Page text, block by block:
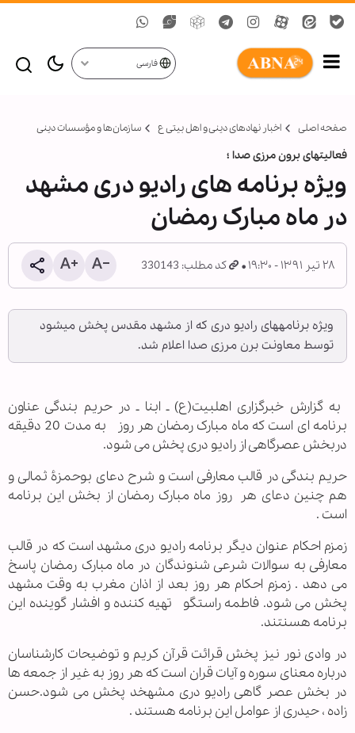
فارسی
صفحه اصلی اخبار نهادهای دینی و اهل بیتی ع سازمان‌ها و مؤسسات دینی
فعالیت‏های برون مرزی صدا ؛
ویژه برنامه های رادیو دری مشهد
در ماه مبارک رمضان
۲۸ تیر ۱۳۹۱ - ۱۹:۳۰ کد مطلب: 330143
ویژه برنامه‏های رادیو دری که از مشهد مقدس پخش می‏شود
توسط معاونت برن مرزی صدا اعلام شد.
به گزارش خبرگزاری اهل‏بیت(ع) ـ ابنا ـ در حریم بندگی عناون
برنامه ای است که ماه مبارک رمضان هر روز به مدت 20 دقیقه
دربخش عصرگاهی از رادیو دری پخش می شود.
حریم بندگی در قالب معارفی است و شرح دعای بوحمزۀ ثمالی و
هم چنین دعای هر روز ماه مبارک رمضان از بخش این برنامه
است .
زمزم احکام عنوان دیگر برنامه رادیو دری مشهد است که در قالب
معارفی به سوالات شرعی شنوندگان در ماه مبارک رمضان پاسخ
می دهد . زمزم احکام هر روز بعد از اذان مغرب به وقت مشهد
پخش می شود. فاطمه راستگو تهیه کننده و افشار گوینده این
برنامه هسنتند.
در وادی نور نیز پخش قرائت قرآن کریم و توضیحات کارشناسان
درباره معنای سوره و آیات قران است که هر روز به غیر از جمعه ها
در بخش عصر گاهی رادیو دری مشهخد پخش می شود.حسن
زاده ، حیدری از عوامل این برنامه هستند .